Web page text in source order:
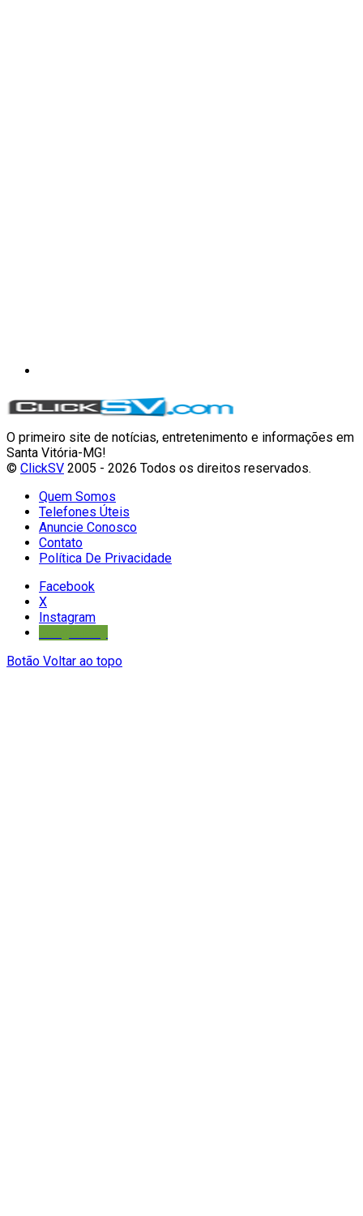
O primeiro site de notícias, entretenimento e informações em
Santa Vitória-MG!
© ClickSV 2005 - 2026 Todos os direitos reservados.
Quem Somos
Telefones Úteis
Anuncie Conosco
Contato
Política De Privacidade
Facebook
X
Instagram
Botão Voltar ao topo